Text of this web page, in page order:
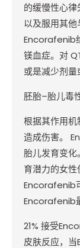
的缓慢性心
以及服用其他
Encorafenib
镁血症。对
或是减少剂量
胚胎–胎儿毒
根据其作用机
造成伤害。
胎儿发育变
育潜力的女
Encorafenib
Encorafenib
21% 接受
皮肤反应，当